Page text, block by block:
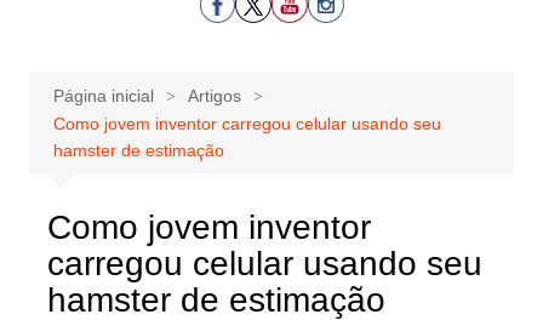
Página inicial
Artigos
Como jovem inventor carregou celular usando seu
hamster de estimação
Como jovem inventor
carregou celular usando seu
hamster de estimação